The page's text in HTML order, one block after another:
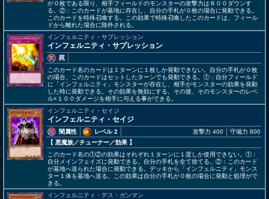
が０枚である限り、相手フィールドのモンスターの攻撃力は８００ダウンす
る。②：このカードが墓地に存在し、自分の手札が０枚の場合に発動できる。
このカードを特殊召喚する。この効果で特殊召喚したこのカードは、フィール
ドから離れた場合に除外される。
インフェルニティ・サプレッション
インフェルニティ・サプレッション
罠
このカード名のカードは１ターンに１枚しか発動できない。自分の手札が０枚
の場合、このカードはセットしたターンでも発動できる。①：自分フィールド
に「インフェルニティ」モンスターが存在し、相手がモンスターの効果を発動
した時に発動できる。その効果を無効にする。その後、そのモンスターのレベ
ル×１００ダメージを相手に与える事ができる。
インフェルニティ・セイジ
インフェルニティ・セイジ
闇属性
レベル 2
【 悪魔族／チューナー／効果 】
攻撃力 400 守備力 800
このカード名の①②の効果はそれぞれ１ターンに１度しか使用できない。①：
自分メインフェイズに発動できる。自分の手札を全て捨てる。②：このカード
が墓地へ送られた場合に発動できる。デッキから「インフェルニティ」モンス
ター１体を墓地へ送る。この効果は自分の手札が０枚の場合に発動と処理がで
きる。
インフェルニティ・デス・ガンマン